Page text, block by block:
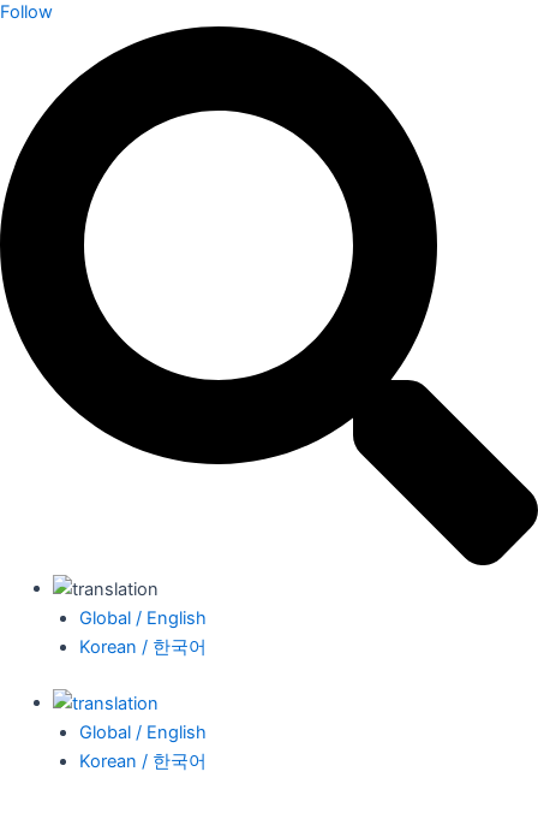
Follow
Global / English
Korean / 한국어
Global / English
Korean / 한국어